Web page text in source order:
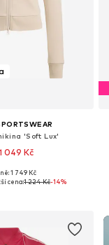
'Soft Lux'
049 Kč
XXS, XS, S, M, L, XL
1 749 Kč
cena:1 224 Kč-14%